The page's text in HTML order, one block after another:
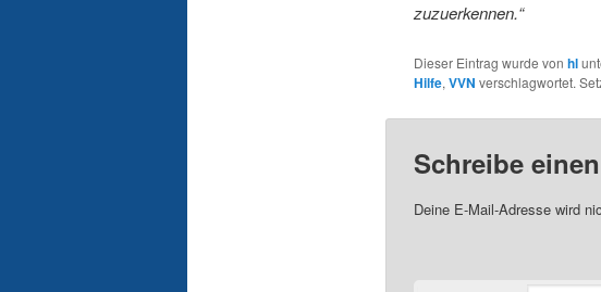
zuzuerkennen.“
Dieser Eintrag wurde von hl
Hilfe, VVN verschlagwortet.
Schreibe
Deine E-Mail-Adresse wird